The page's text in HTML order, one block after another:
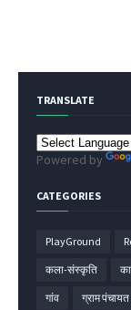
TRANSLATE
Powered by
CATEGORIES
PlayGround
कला-संस्कृति
गांव ग्राम पंचायत